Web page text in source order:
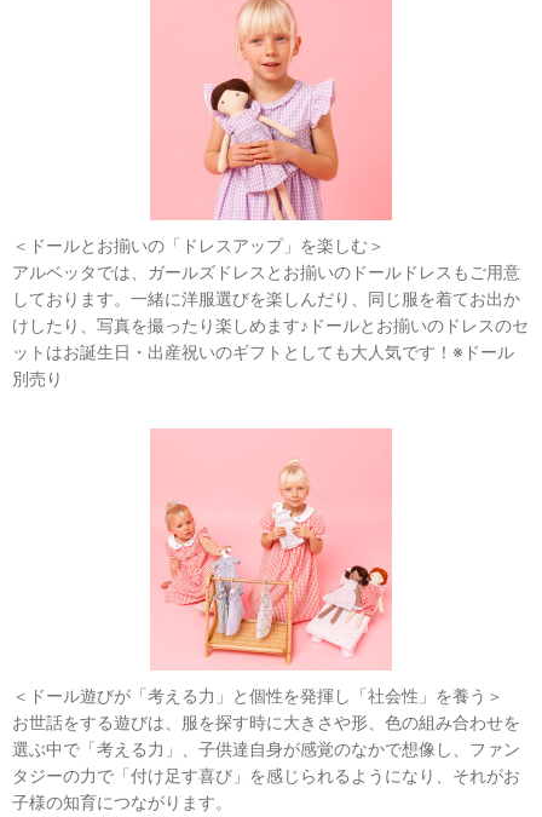
＜ドールとお揃いの「ドレスアップ」を楽しむ＞
アルベッタでは、ガールズドレスとお揃いのドールドレスもご用意
しております。一緒に洋服選びを楽しんだり、同じ服を着てお出か
けしたり、写真を撮ったり楽しめます♪ドールとお揃いのドレスのセ
ットはお誕生日・出産祝いのギフトとしても大人気です！※ドール
別売り
＜ドール遊びが「考える力」と個性を発揮し「社会性」を養う＞
お世話をする遊びは、服を探す時に大きさや形、色の組み合わせを
選ぶ中で「考える力」、子供達自身が感覚のなかで想像し、ファン
タジーの力で「付け足す喜び」を感じられるようになり、それがお
子様の知育につながります。